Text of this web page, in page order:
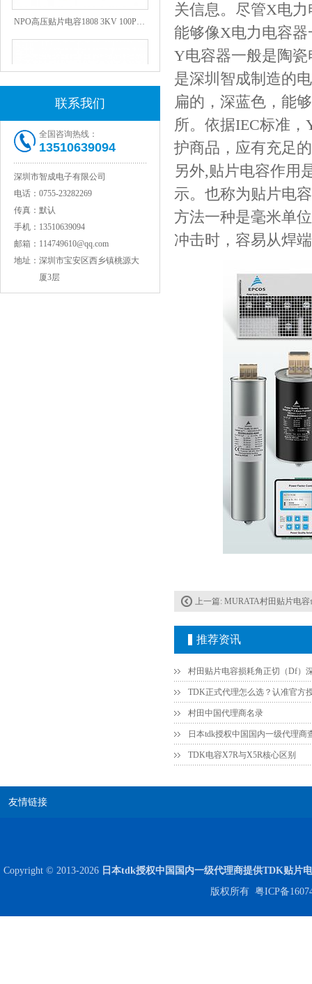
联系我们
全国咨询热线：
13510639094
深圳市智成电子有限公司
电话： 0755-23282269
传真： 默认
手机： 13510639094
邮箱： 114749610@qq.com
地址： 深圳市宝安区西乡镇桃源大
厦3层
关信息。尽管X电
能够像X电力电容
Y电容器一般是陶
是深圳智成制造的
扁的，深蓝色，能
所。依据IEC标准
护商品，应有充足
另外,贴片电容作用
示。也称为贴片电
方法一种是毫米单
冲击时，容易从焊
上一篇: MURATA村田贴片电容
推荐资讯
村田中国代理商名录
日本tdk授权中国国内一级代理商
TDK电容X7R与X5R核心区别
友情链接
Copyright © 2013-2026 日本tdk授权中国国内一级代理商提供TDK贴片
版权所有 粤ICP备